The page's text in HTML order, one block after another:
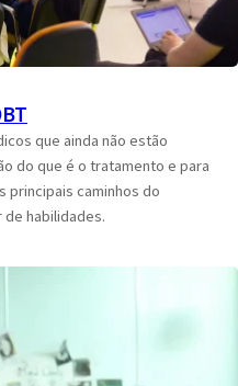
que ainda não estão
do que é o tratamento e para
principais caminhos do
habilidades.